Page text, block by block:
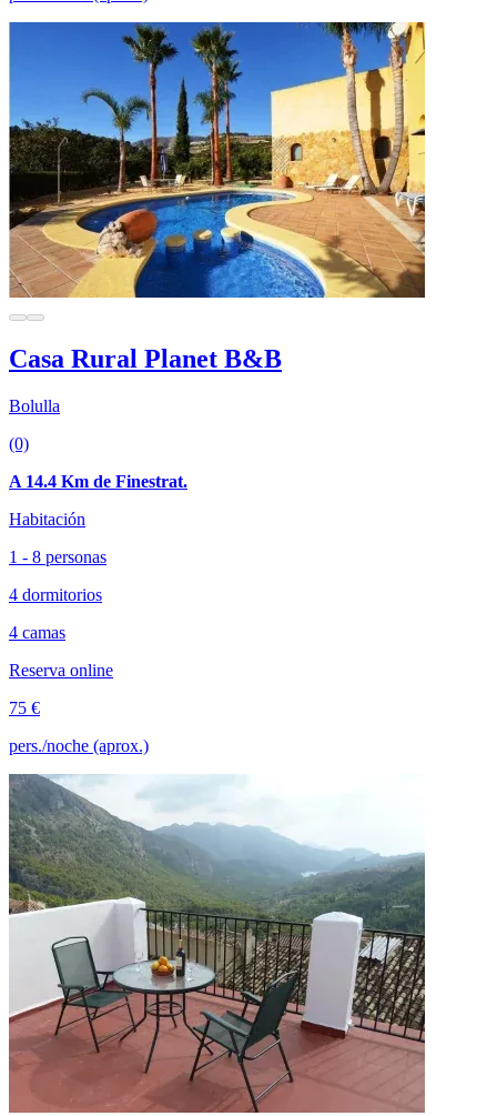
Casa Rural Planet B&B
Bolulla
(0)
A 14.4 Km de Finestrat.
Habitación
1 - 8 personas
4 dormitorios
4 camas
Reserva online
75 €
pers./noche (aprox.)